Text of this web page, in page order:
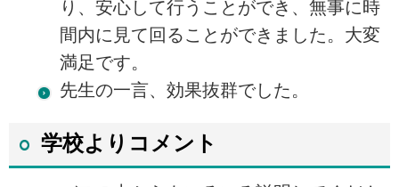
り、安心して行うことができ、無事に時
間内に見て回ることができました。大変
満足です。
先生の一言、効果抜群でした。
学校よりコメント